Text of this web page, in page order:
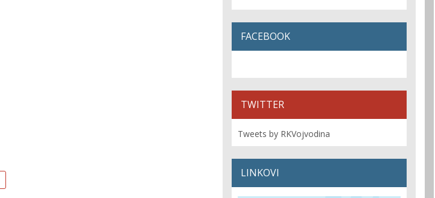
FACEBOOK
TWITTER
Tweets by RKVojvodina
LINKOVI